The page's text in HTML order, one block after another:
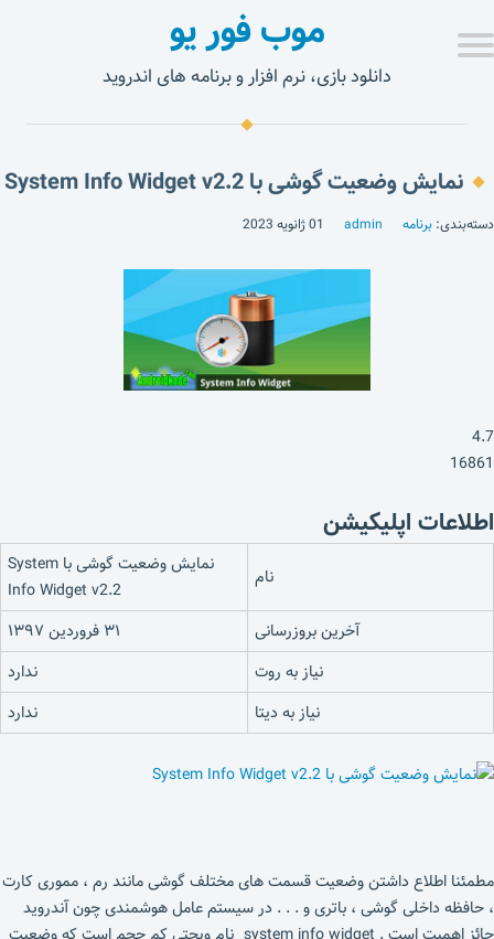
موب فور یو
دانلود بازی، نرم افزار و برنامه های اندروید
نمایش وضعیت گوشی با System Info Widget v2.2
دسته‌بندی: برنامه admin 01 ژانویه 2023
4.7
16861
اطلاعات اپلیکیشن
نام
نمایش وضعیت گوشی با System
Info Widget v2.2
آخرین بروزرسانی
۳۱ فروردین ۱۳۹۷
نیاز به روت
ندارد
نیاز به دیتا
ندارد
مطمئنا اطلاع داشتن وضعیت قسمت های مختلف گوشی مانند رم ، مموری کارت
، حافظه داخلی گوشی ، باتری و . . . در سیستم عامل هوشمندی چون آندروید